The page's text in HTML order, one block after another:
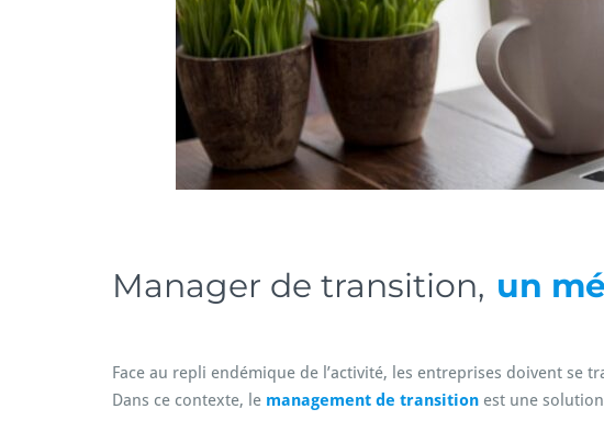
Manager de transition, un
Face au repli endémique de l’activité, les entreprises doivent se
Dans ce contexte, le management de transition est une